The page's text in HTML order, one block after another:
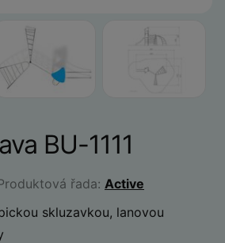
BU-1111
řada: Active
skluzavkou, lanovou